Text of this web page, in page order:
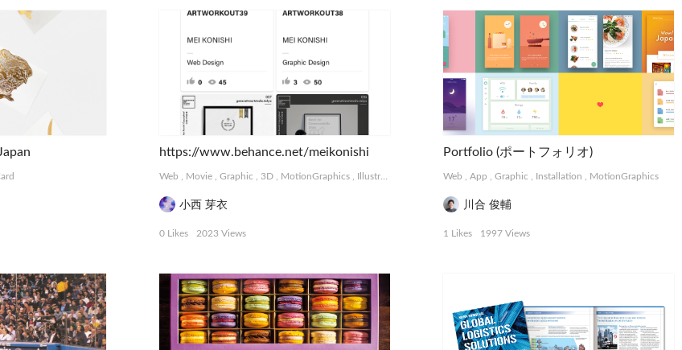
https://www.behance.net/meikonishi
Web Movie ,Graphic 3D MotionGraphics Illustration Logo, Card, Photograph,Other
小西 芽衣
0 Likes 2023 Views
Portfolio (ポートフォリオ)
Web ,App ,Graphic Installation MotionGraphics
川合 俊輔
1 Likes 1997 Views